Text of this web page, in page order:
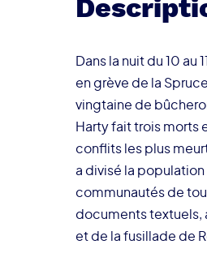
Dans la nuit du 10 au
en grève de la
vingtaine de
Harty fait trois morts
conflits les plus
a divisé la
communautés de
documents textuels,
et de la fusillade de